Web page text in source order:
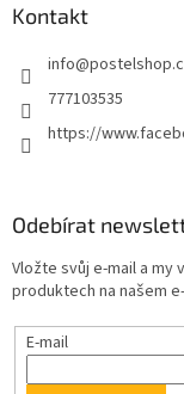
Kontakt
info@
777103535
https://
Odebírat
Vložte svůj e-mail a my
produktech na našem
E-mail